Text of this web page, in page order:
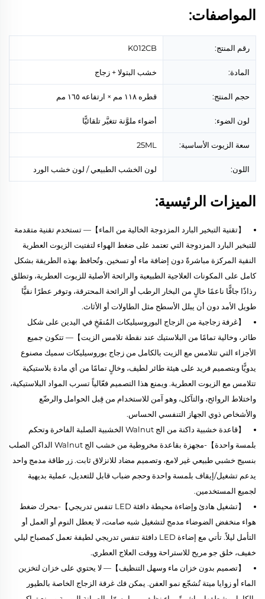
المواصفات:
رقم المنتج: K012CB
المادة: خشب البتولا + زجاج
حجم المنتج: قطره ١١٨ مم × ارتفاعه ١٦٥ مم
لون الضوء: أضواء ملوَّنة تتغيَّر تلقائيًّا
سعة الزيوت الأساسية: 25ML
اللون: لون الخشب الطبيعي / لون خشب الورد
الميزات الرئيسية:
【تقنية التبخير البارد المزدوجة الخالية من الماء】— تستخدم تقنية متقدمة
للتبخير البارد المزدوجة التي تعتمد على ضغط الهواء لتفتيت الزيوت العطرية
النقية المركزة مباشرةً دون إضافة ماء أو تسخين. وتُحافظ بهذه الطريقة بشكل
كامل على المكونات العلاجية الطبيعية والرائحة الأصلية للزيوت العطرية، وتطلق
رذاذًا جافًّا ناعمًا خالٍ من البخار الرطب أو الرائحة المحترقة، وتوفر عطرًا نقيًّا
طويل الأمد دون أن يبلل الأسطح مثل الطاولات أو الأثاث.
【غرفة زجاجية من الزجاج البوروسيليكات المُنفَخِ في اليدين على شكل
طائر، وخالية تمامًا من البلاستيك عند نقطة تلامس الزيت】— تتكون جميع
الأجزاء التي تتلامس مع الزيت بالكامل من زجاج بوروسيليكات سميك مصنوع
يدويًّا وبتصميم فريد على هيئة طائر لطيف، وخالٍ تمامًا من أي مادة بلاستيكية
تتلامس مع الزيوت العطرية. ويمنع هذا التصميم فعّالياً تسرب المواد البلاستيكية،
واختلاط الروائح، والتآكل، وهو آمن للاستخدام من قِبل الحوامل والرضّع
والأشخاص ذوي الجهاز التنفسي الحساس.
【قاعدة خشبية داكنة من الج Walnut الخشبية الصلبة الفاخرة وتحكم
بلمسة واحدة】-مجهزة بقاعدة مخروطية من خشب الج Walnut الداكن الصلب
بنسيج خشبي طبيعي غير لامع، وتصميم مضاد للانزلاق ثابت. زر طاقة مدمج واحد
يدعم تشغيل/إيقاف بلمسة واحدة وحجم ضباب قابل للتعديل، عملية بديهية
لجميع المستخدمين.
【تشغيل هادئ وإضاءة محيطة دافئة LED تنفس تدريجي】-محرك ضغط
هواء منخفض الضوضاء مدمج لتشغيل شبه صامت، لا يعطل النوم أو العمل أو
التأمل ليلاً. تأتي مع إضاءة LED دافئة تنفس تدريجي لطيفة تعمل كمصباح ليلي
خفيف، خلق جو مريح للاستراحة ووقت العلاج العطري.
【تصميم بدون خزان ماء وسهل التنظيف】— لا يحتوي على خزان لتخزين
الماء أو زوايا ميتة تُشجّع نمو العفن. يمكن فك غرفة الزجاج الخاصة بالطيور